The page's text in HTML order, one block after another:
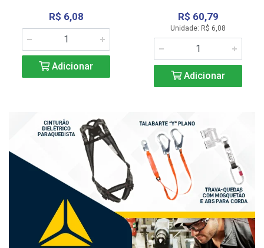
R$ 6,08
Adicionar
R$ 60,79
Unidade: R$ 6,08
Adicionar